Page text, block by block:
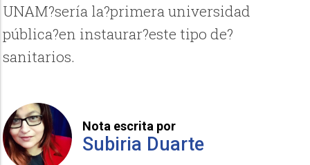
UNAM?sería la?primera universidad
pública?en instaurar?este tipo de?
sanitarios.
Nota escrita por
Subiria Duarte